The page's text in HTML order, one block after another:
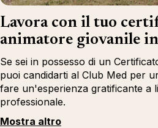
Lavora con il tuo
animatore giovanile
Se sei in possesso di un
puoi candidarti al Club Med per
fare un'esperienza gratificante a
professionale.
Mostra altro